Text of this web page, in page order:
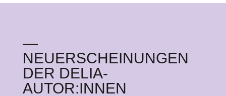
—
NEUERSCHEINUNGEN
DER DELIA-
AUTOR:INNEN